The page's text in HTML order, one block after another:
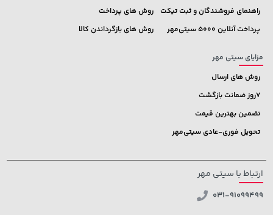
راهنمای فروشندگان و ثبت تیکت
پرداخت آنلاین 5000 سیتی‌مهر
روش های پرداخت
روش های بازگرداندن کالا
مزایای سیتی مهر
روش های ارسال
7روز ضمانت بازگشت
تضمین بهترین قیمت
تحویل فوری-عادی سیتی‌مهر
ارتباط با سیتی مهر
031-91099499